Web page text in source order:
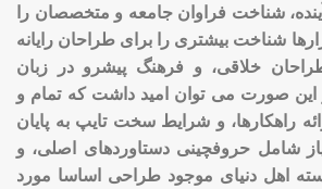
شناخت فراوان جامعه و متخصصان را
شناخت بیشتری را برای طراحان رایانه
خلاقی، و فرهنگ پیشرو در زبان
این صورت می توان امید داشت که تمام و
راهکارها، و شرایط سخت تایپ به پایان
شامل حروفچینی دستاوردهای اصلی، و
اهل دنیای موجود طراحی اساسا مورد